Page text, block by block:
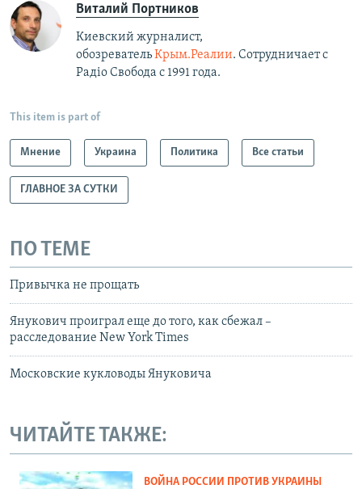
Виталий Портников
Киевский журналист,
обозревательКрым.Реалии. Сотрудничает с
Радiо Свобода с 1991 года.
This item is part of
Мнение Украина Политика Все статьи
ГЛАВНОЕ ЗА СУТКИ
ПО ТЕМЕ
Привычка не прощать
Янукович проиграл еще до того, как сбежал –
расследование New York Times
Московские кукловоды Януковича
ЧИТАЙТЕ ТАКЖЕ:
ВОЙНА РОССИИ ПРОТИВ УКРАИНЫ